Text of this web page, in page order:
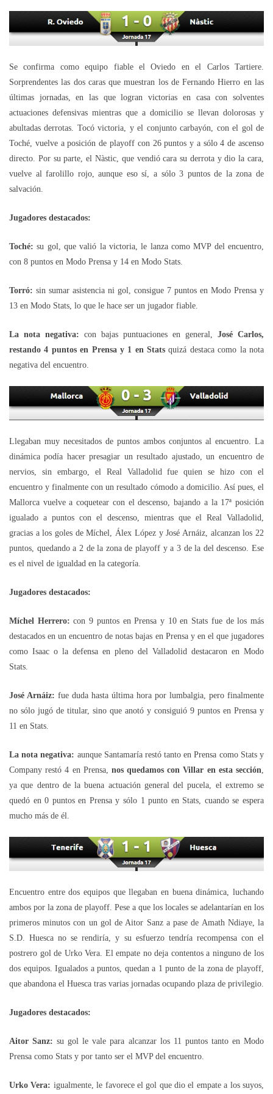
Se confirma como equipo fiable el Oviedo en el Carlos Tartiere.
Sorprendentes las dos caras que muestran los de Fernando Hierro en las
últimas jornadas, en las que logran victorias en casa con solventes
actuaciones defensivas mientras que a domicilio se llevan dolorosas y
abultadas derrotas. Tocó victoria, y el conjunto carbayón, con el gol de
Toché, vuelve a posición de playoff con 26 puntos y a sólo 4 de ascenso
directo. Por su parte, el Nàstic, que vendió cara su derrota y dio la cara,
vuelve al farolillo rojo, aunque eso sí, a sólo 3 puntos de la zona de
salvación.
Jugadores destacados:
Toché: su gol, que valió la victoria, le lanza como MVP del encuentro,
con 8 puntos en Modo Prensa y 14 en Modo Stats.
Torró: sin sumar asistencia ni gol, consigue 7 puntos en Modo Prensa y
13 en Modo Stats, lo que le hace ser un jugador fiable.
La nota negativa: con bajas puntuaciones en general, José Carlos,
restando 4 puntos en Prensa y 1 en Stats quizá destaca como la nota
negativa del encuentro.
Llegaban muy necesitados de puntos ambos conjuntos al encuentro. La
dinámica podía hacer presagiar un resultado ajustado, un encuentro de
nervios, sin embargo, el Real Valladolid fue quien se hizo con el
encuentro y finalmente con un resultado cómodo a domicilio. Así pues, el
Mallorca vuelve a coquetear con el descenso, bajando a la 17ª posición
igualado a puntos con el descenso, mientras que el Real Valladolid,
gracias a los goles de Míchel, Álex López y José Arnáiz, alcanzan los 22
puntos, quedando a 2 de la zona de playoff y a 3 de la del descenso. Ese
es el nivel de igualdad en la categoría.
Jugadores destacados:
Míchel Herrero: con 9 puntos en Prensa y 10 en Stats fue de los más
destacados en un encuentro de notas bajas en Prensa y en el que jugadores
como Isaac o la defensa en pleno del Valladolid destacaron en Modo
Stats.
José Arnáiz: fue duda hasta última hora por lumbalgia, pero finalmente
no sólo jugó de titular, sino que anotó y consiguió 9 puntos en Prensa y
11 en Stats.
La nota negativa: aunque Santamaría restó tanto en Prensa como Stats y
Company restó 4 en Prensa, nos quedamos con Villar en esta sección,
ya que dentro de la buena actuación general del pucela, el extremo se
quedó en 0 puntos en Prensa y sólo 1 punto en Stats, cuando se espera
mucho más de él.
Encuentro entre dos equipos que llegaban en buena dinámica, luchando
ambos por la zona de playoff. Pese a que los locales se adelantarían en los
primeros minutos con un gol de Aitor Sanz a pase de Amath Ndiaye, la
S.D. Huesca no se rendiría, y su esfuerzo tendría recompensa con el
postrero gol de Urko Vera. El empate no deja contentos a ninguno de los
dos equipos. Igualados a puntos, quedan a 1 punto de la zona de playoff,
que abandona el Huesca tras varias jornadas ocupando plaza de privilegio.
Jugadores destacados:
Aitor Sanz: su gol le vale para alcanzar los 11 puntos tanto en Modo
Prensa como Stats y por tanto ser el MVP del encuentro.
Urko Vera: igualmente, le favorece el gol que dio el empate a los suyos,